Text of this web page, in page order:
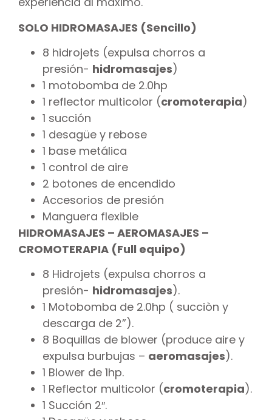
SOLO HIDROMASAJES (Sencillo)
8 hidrojets (expulsa chorros a
presión- hidromasajes)
1 motobomba de 2.0hp
1 reflector multicolor (cromoterapia)
1 succión
1 desagüe y rebose
1 base metálica
1 control de aire
2 botones de encendido
Accesorios de presión
Manguera flexible
HIDROMASAJES – AEROMASAJES –
CROMOTERAPIA (Full equipo)
8 Hidrojets (expulsa chorros a
presión- hidromasajes).
1 Motobomba de 2.0hp ( succiòn y
descarga de 2”).
8 Boquillas de blower (produce aire y
expulsa burbujas – aeromasajes).
1 Blower de 1hp.
1 Reflector multicolor (cromoterapia).
1 Succión 2″.